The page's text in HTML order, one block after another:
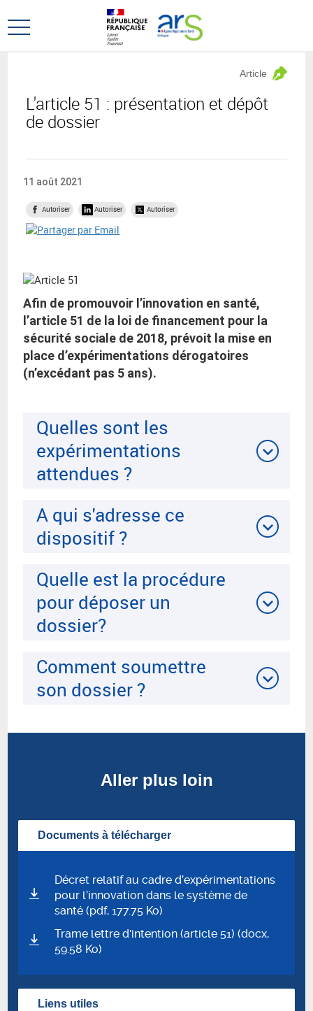
au
menu
au
contenu
Ouvrir
L'article 51 : présentation et dépôt
de dossier
Article
11 août 2021
Autoriser Autoriser Autoriser
Afin de promouvoir l’innovation en santé,
l’article 51 de la loi de financement pour la
sécurité sociale de 2018, prévoit la mise en
place d’expérimentations dérogatoires
(n’excédant pas 5 ans).
Quelles sont les
expérimentations
attendues ?
A qui s'adresse ce
dispositif ?
Quelle est la procédure
pour déposer un
dossier?
Comment soumettre
son dossier ?
Aller plus loin
Documents à télécharger
Décret relatif au cadre d’expérimentations
pour l’innovation dans le système de
santé (pdf, 177.75 Ko)
Trame lettre d'intention (article 51) (docx,
59.58 Ko)
Liens utiles